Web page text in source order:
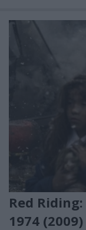
Red
1974 (2009)